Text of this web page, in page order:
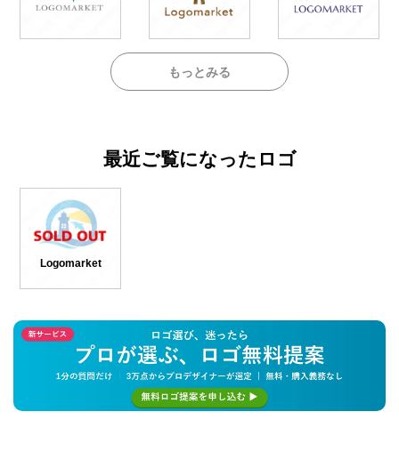
もっとみる
最近ご覧になったロゴ
Logomarket